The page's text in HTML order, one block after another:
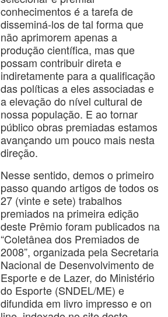
conhecimentos é a tarefa de
disseminá-los de tal forma que
não aprimorem apenas a
produção científica, mas que
possam contribuir direta e
indiretamente para a qualificação
das políticas a eles associadas e
a elevação do nível cultural de
nossa população. E ao tornar
público obras premiadas estamos
avançando um pouco mais nesta
direção.
Nesse sentido, demos o primeiro
passo quando artigos de todos os
27 (vinte e sete) trabalhos
premiados na primeira edição
deste Prêmio foram publicados na
“Coletânea dos Premiados de
2008”, organizada pela Secretaria
Nacional de Desenvolvimento de
Esporte e de Lazer, do Ministério
do Esporte (SNDEL/ME) e
difundida em livro impresso e on